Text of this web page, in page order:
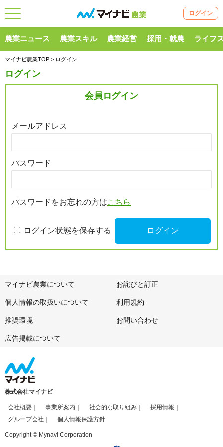
ログイン
農業ニュース 農業スキル 農業経営 採用・就農 ライフ
マイナビ農業TOP > ログイン
ログイン
会員ログイン
メールアドレス
パスワード
パスワードをお忘れの方はこちら
ログイン状態を保存する
マイナビ農業について お詫びと訂正
個人情報の取扱いについて 利用規約
推奨環境 お問い合わせ
広告掲載について
株式会社マイナビ
会社概要 事業所案内 社会的な取り組み
採用情報
グループ会社
個人情報保護方針
Copyright © Mynavi Corporation